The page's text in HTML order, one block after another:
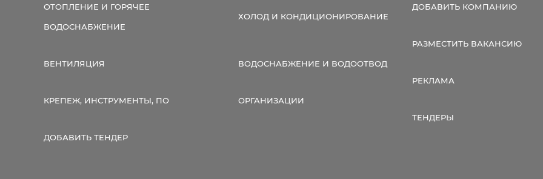
ОТОПЛЕНИЕ И ГОРЯЧЕЕ
ВОДОСНАБЖЕНИЕ
ХОЛОД И КОНДИЦИОНИРОВАНИЕ
ВЕНТИЛЯЦИЯ ВОДОСНАБЖЕНИЕ И ВОДООТВОД
КРЕПЕЖ, ИНСТРУМЕНТЫ, ПО ОРГАНИЗАЦИИ
ДОБАВИТЬ ТЕНДЕР
ДОБАВИТЬ КОМПАНИЮ
РАЗМЕСТИТЬ ВАКАНСИЮ
РЕКЛАМА
ТЕНДЕРЫ